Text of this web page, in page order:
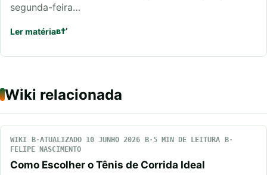
segunda-feira…
Ler matéria
Wiki relacionada
WIKI ATUALIZADO 10 JUNHO 2026
5 MIN DE LEITURA
FELIPE NASCIMENTO
Como Escolher o Tênis de Corrida Ideal